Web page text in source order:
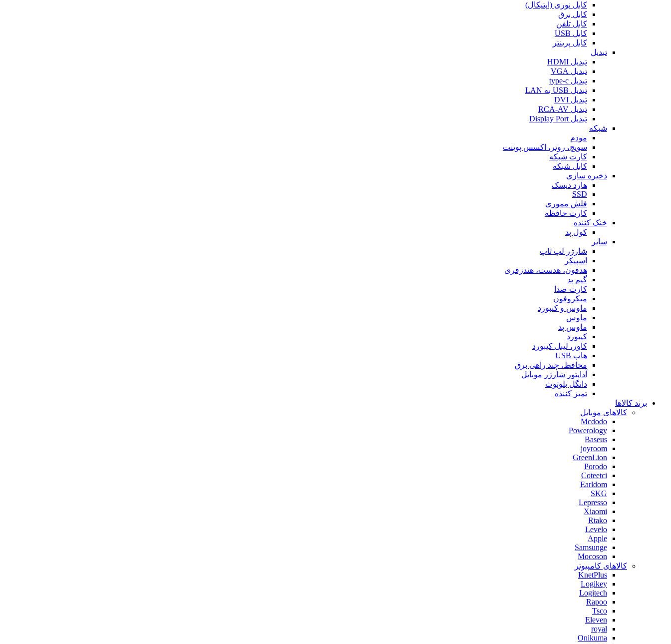
کابل نوری (اپتیکال)
کابل برق
کابل تلفن
کابل USB
کابل پرینتر
تبدیل
تبدیل HDMI
تبدیل VGA
تبدیل type-c
تبدیل USB به LAN
تبدیل DVI
تبدیل RCA-AV
تبدیل Display Port
شبکه
مودم
سویچ، روتر، اکسس پوینت
کارت شبکه
کابل شبکه
ذخیره سازی
هارد دیسک
SSD
فلش مموری
کارت حافظه
خنک کننده
کول پد
سایر
شارژر لپ تاپ
اسپیکر
هدفون، هدست، هندزفری
گیم پد
کارت صدا
میکروفون
ماوس و کیبورد
ماوس
ماوس پد
کیبورد
کاور، لیبل کیبورد
هاب USB
محافظ، چند راهی برق
آداپتور شارژر موبایل
دانگل بلوتوث
تمیز کننده
برند کالاها
کالاهای موبایل
Mcdodo
Powerology
Baseus
joyroom
GreenLion
Porodo
Coteetci
Earldom
SKG
Lepresso
Xiaomi
Rtako
Levelo
Apple
Samsunge
Mocoson
کالاهای کامپیوتر
KnetPlus
Logikey
Logitech
Rapoo
Tsco
Eleven
royal
Onikuma